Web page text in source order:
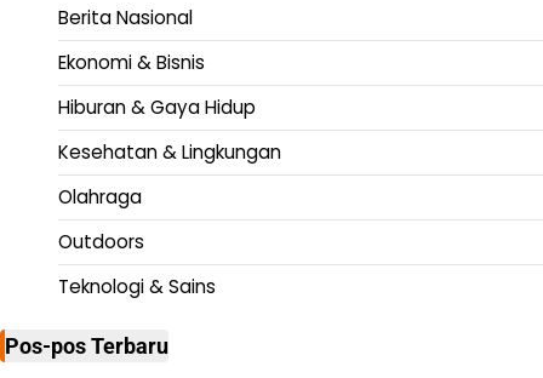
Berita Nasional
Ekonomi & Bisnis
Hiburan & Gaya Hidup
Kesehatan & Lingkungan
Olahraga
Outdoors
Teknologi & Sains
Pos-pos Terbaru